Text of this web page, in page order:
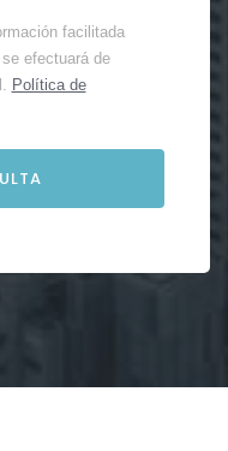
facilitada
efectuará de
Política de